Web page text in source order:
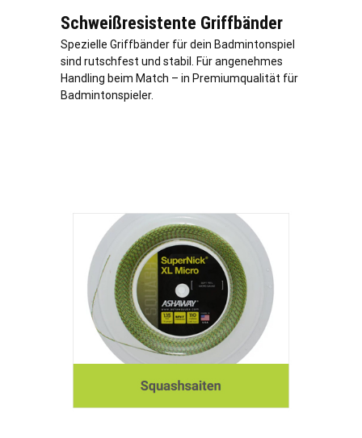
Schweißresistente Griffbänder
Spezielle Griffbänder für dein Badmintonspiel
sind rutschfest und stabil. Für angenehmes
Handling beim Match – in Premiumqualität für
Badmintonspieler.